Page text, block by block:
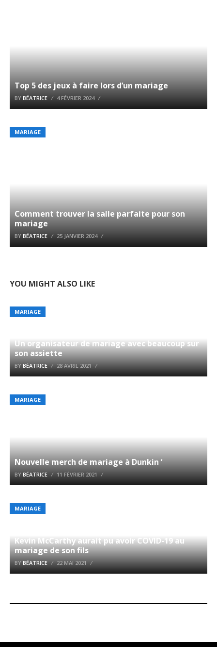
Top 5 des jeux à faire lors d’un mariage
BY BÉATRICE 4 FÉVRIER 2024
MARIAGE
Comment trouver la salle parfaite pour son
mariage
BY BÉATRICE 25 JANVIER 2024
YOU MIGHT ALSO LIKE
MARIAGE
Un organisateur de mariage avec beaucoup sur
son assiette
BYBÉATRICE 28 AVRIL 2021
MARIAGE
Nouvelle merch de mariage à Dunkin ‘
BY BÉATRICE 11 FÉVRIER 2021
MARIAGE
Kevin McCarthy aurait pu avoir COVID-19 au
mariage de son fils
BYBÉATRICE 22 MAI 2021